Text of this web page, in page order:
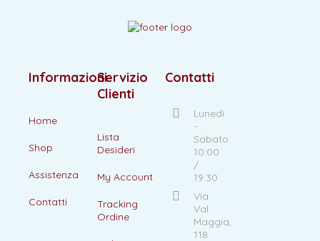
Informazioni
Home
Shop
Assistenza
Contatti
Servizio
Clienti
Lista
Desideri
My Account
Tracking
Ordine
Contatti
Lunedì
-
Sabato:
10:00
/
19:30
Via
Val
Maggia,
118